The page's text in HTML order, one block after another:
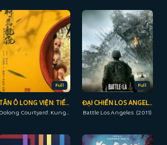
Full
TÂN Ô LONG VIỆN: TIẾU NGẠO GIANG HỒ
Oolong Courtyard: Kung Fu School (2018)
Full
ĐẠI CHIẾN LOS ANGELES
Battle Los Angeles (2011)